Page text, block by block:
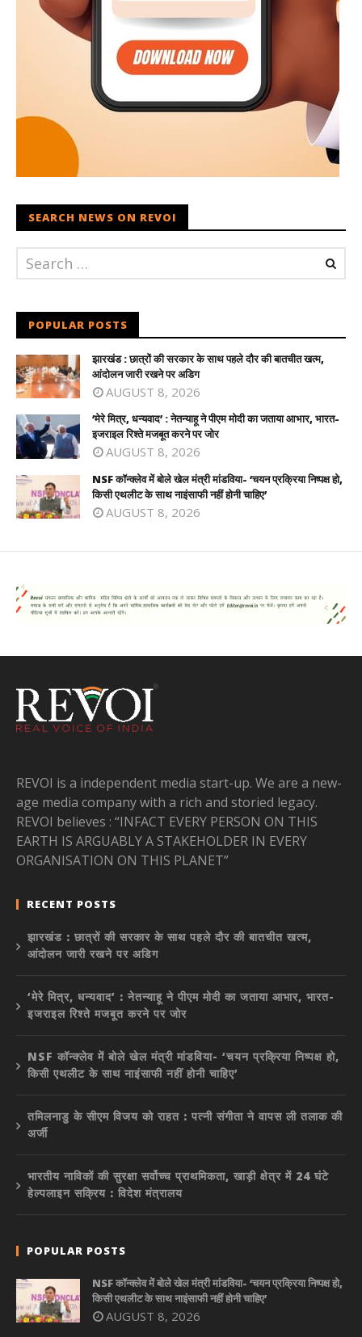
SEARCH NEWS ON REVOI
POPULAR POSTS
झारखंड : छात्रों की सरकार के साथ पहले दौर की बातचीत खत्म,
आंदोलन जारी रखने पर अडिग
AUGUST 8, 2026
‘मेरे मित्र, धन्यवाद’ : नेतन्याहू ने पीएम मोदी का जताया आभार, भारत-
इजराइल रिश्ते मजबूत करने पर जोर
AUGUST 8, 2026
NSF कॉन्क्लेव में बोले खेल मंत्री मांडविया- ‘चयन प्रक्रिया निष्पक्ष हो,
किसी एथलीट के साथ नाइंसाफी नहीं होनी चाहिए’
AUGUST 8, 2026
REVOI is a independent media start-up. We are a new-
age media company with a rich and storied legacy.
REVOI believes : “INFACT EVERY PERSON ON THIS
EARTH IS ARGUABLY A STAKEHOLDER IN EVERY
ORGANISATION ON THIS PLANET”
RECENT POSTS
झारखंड : छात्रों की सरकार के साथ पहले दौर की बातचीत खत्म,
आंदोलन जारी रखने पर अडिग
‘मेरे मित्र, धन्यवाद’ : नेतन्याहू ने पीएम मोदी का जताया आभार, भारत-
इजराइल रिश्ते मजबूत करने पर जोर
NSF कॉन्क्लेव में बोले खेल मंत्री मांडविया- ‘चयन प्रक्रिया निष्पक्ष हो,
किसी एथलीट के साथ नाइंसाफी नहीं होनी चाहिए’
तमिलनाडु के सीएम विजय को राहत : पत्नी संगीता ने वापस ली तलाक की
अर्जी
भारतीय नाविकों की सुरक्षा सर्वोच्च प्राथमिकता, खाड़ी क्षेत्र में 24 घंटे
हेल्पलाइन सक्रिय : विदेश मंत्रालय
POPULAR POSTS
NSF कॉन्क्लेव में बोले खेल मंत्री मांडविया- ‘चयन प्रक्रिया निष्पक्ष हो,
किसी एथलीट के साथ नाइंसाफी नहीं होनी चाहिए’
AUGUST 8, 2026